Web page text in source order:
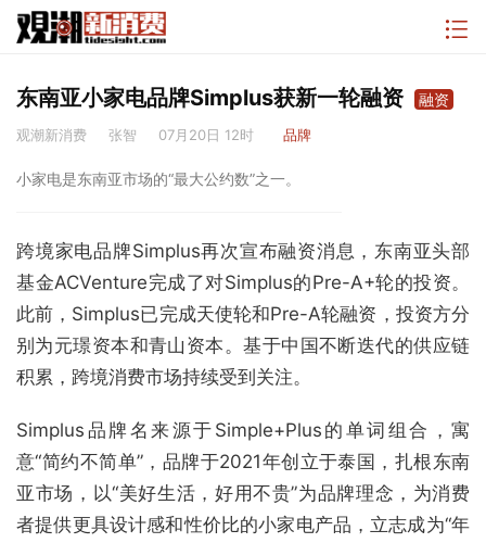
东南亚小家电品牌Simplus获新一轮融资 融资
观潮新消费 张智 07月20日 12时 品牌
小家电是东南亚市场的“最大公约数”之一。
跨境家电品牌Simplus再次宣布融资消息，东南亚头部
基金ACVenture完成了对Simplus的Pre-A+轮的投资。
此前，Simplus已完成天使轮和Pre-A轮融资，投资方分
别为元璟资本和青山资本。基于中国不断迭代的供应链
积累，跨境消费市场持续受到关注。
Simplus品牌名来源于Simple+Plus的单词组合，寓
意“简约不简单”，品牌于2021年创立于泰国，扎根东南
亚市场，以“美好生活，好用不贵”为品牌理念，为消费
者提供更具设计感和性价比的小家电产品，立志成为“年